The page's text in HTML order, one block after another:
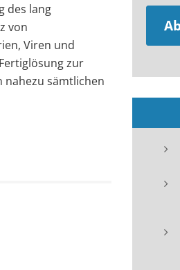
des lang
von
Viren und
zur
nahezu sämtlichen